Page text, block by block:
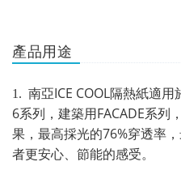
產品用途
1. 南亞ICE COOL隔熱紙適用
6系列，建築用 FACADE系列
果，最高採光的76%穿透率
者更安心、節能的感受。